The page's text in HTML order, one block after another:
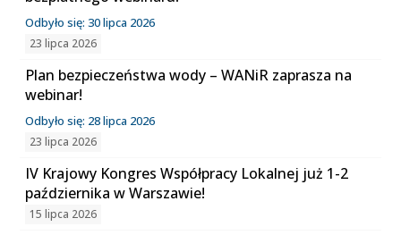
Odbyło się: 30 lipca 2026
23 lipca 2026
Plan bezpieczeństwa wody – WANiR zaprasza na
webinar!
Odbyło się: 28 lipca 2026
23 lipca 2026
IV Krajowy Kongres Współpracy Lokalnej już 1-2
października w Warszawie!
15 lipca 2026